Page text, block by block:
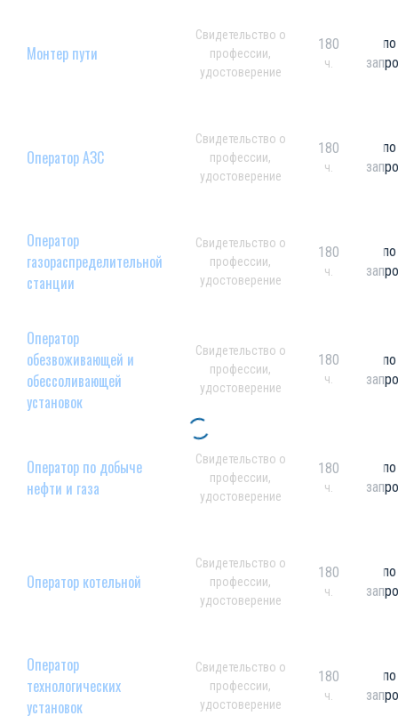
Монтер пути
Свидетельство о
профессии,
удостоверение
180
ч.
по
Оператор АЗС
Свидетельство о
профессии,
удостоверение
180
ч.
по
Оператор
газораспределительной
станции
Свидетельство о
профессии,
удостоверение
180
ч.
по
Оператор
обезвоживающей и
обессоливающей
установок
Свидетельство о
профессии,
удостоверение
180
ч.
по
Оператор по добыче
нефти и газа
Свидетельство о
профессии,
удостоверение
180
ч.
по
Оператор котельной
Свидетельство о
профессии,
удостоверение
180
ч.
по
Оператор
технологических
установок
Свидетельство о
профессии,
удостоверение
180
ч.
по